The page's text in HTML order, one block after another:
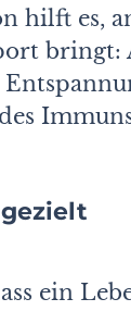
hilft es,
bringt:
ein